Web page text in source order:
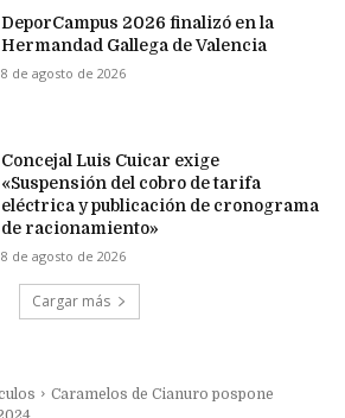
DeporCampus 2026 finalizó en la
Hermandad Gallega de Valencia
8 de agosto de 2026
Concejal Luis Cuicar exige
«Suspensión del cobro de tarifa
eléctrica y publicación de cronograma
de racionamiento»
8 de agosto de 2026
Cargar más